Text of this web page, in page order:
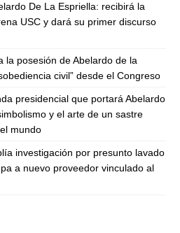
De La Espriella: recibirá la
USC y dará su primer discurso
la posesión de Abelardo de la
civil” desde el Congreso
presidencial que portará Abelardo
y el arte de un sastre
mundo
investigación por presunto lavado
a nuevo proveedor vinculado al